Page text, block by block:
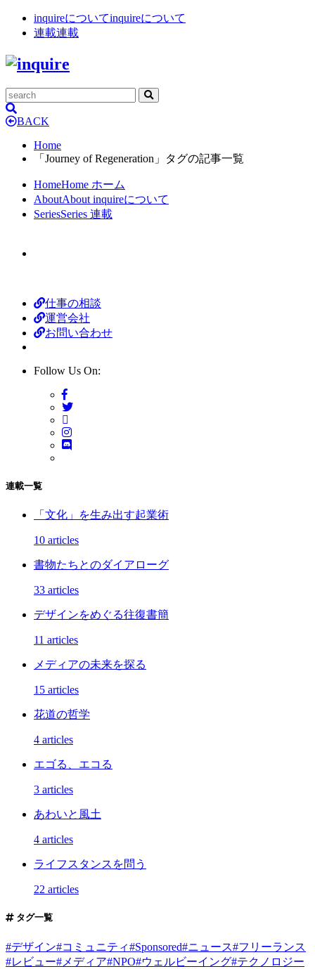
inquireについてinquireについて
連載連載
BACK
Home
「Journey of Regeneration」タグの記事一覧
HomeHome ホーム
AboutAbout inquireについて
SeriesSeries 連載
仕事の相談
運営会社
お問い合わせ
Follow Us On:
連載一覧
「文化」を生み出す起業術
10 articles
書物たちとのダイアローグ
33 articles
デザインをめぐる往復書簡
11 articles
メディアの未来を探る
15 articles
花道の哲学
4 articles
エゴる、エコる
3 articles
あわいと風土
4 articles
ライフスタンスを問う
22 articles
タグ一覧
#デザイン#コミュニティ#Sponsored#ニュース#フリーランス
#レビュー# メディア#NPO#ウェルビーイング#テクノロジー